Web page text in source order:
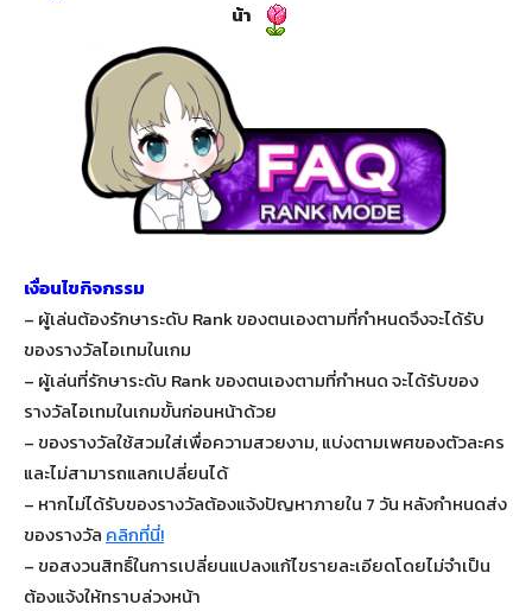
น้า
เงื่อนไขกิจกรรม
– ผู้เล่นต้องรักษาระดับ Rank ของตนเองตามที่กำหนดจึงจะได้รับ
ของรางวัลไอเทมในเกม
– ผู้เล่นที่รักษาระดับ Rank ของตนเองตามที่กำหนด จะได้รับของ
รางวัลไอเทมในเกมขั้นก่อนหน้าด้วย
– ของรางวัลใช้สวมใส่เพื่อความสวยงาม, แบ่งตามเพศของตัวละคร
และไม่สามารถแลกเปลี่ยนได้
– หากไม่ได้รับของรางวัลต้องแจ้งปัญหาภายใน 7 วัน หลังกำหนดส่ง
ของรางวัล คลิกที่นี่!
– ขอสงวนสิทธิ์ในการเปลี่ยนแปลงแก้ไขรายละเอียดโดยไม่จำเป็น
ต้องแจ้งให้ทราบล่วงหน้า